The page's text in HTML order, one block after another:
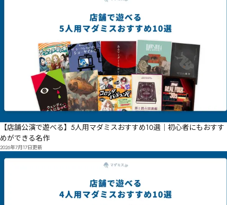
【店舗公演で遊べる】5人用マダミスおすすめ10選｜初心者にもおすす
めができる名作
2026年7月17日更新